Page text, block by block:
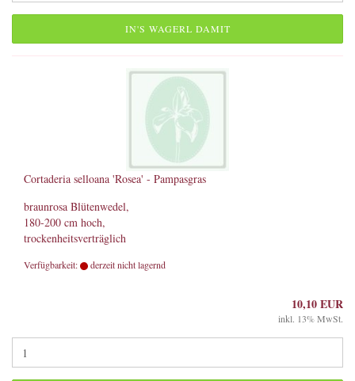
IN'S WAGERL DAMIT
Cortaderia selloana 'Rosea' - Pampasgras
braunrosa Blütenwedel,
180-200 cm hoch,
trockenheitsverträglich
Verfügbarkeit: derzeit nicht lagernd
10,10 EUR
inkl. 13% MwSt.